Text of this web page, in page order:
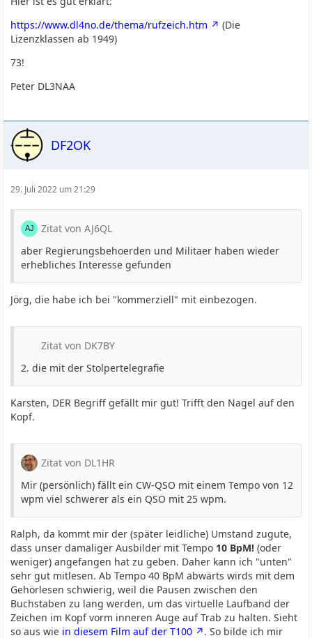
https://www.dl4no.de/thema/rufzeich.htm
(Die
Lizenzklassen ab 1949)
73!
Peter DL3NAA
DF2OK
29. Juli 2022 um 21:29
Zitat von AJ6QL
aber Regierungsbehoerden und Militaer haben wieder
erhebliches Interesse gefunden
Jörg, die habe ich bei "kommerziell" mit einbezogen.
Zitat von DK7BY
2. die mit der Stolpertelegrafie
Karsten, DER Begriff gefällt mir gut! Trifft den Nagel auf den
Kopf.
Zitat von DL1HR
Mir (persönlich) fällt ein CW-QSO mit einem Tempo von 12
wpm viel schwerer als ein QSO mit 25 wpm.
Ralph, da kommt mir der (später leidliche) Umstand zugute,
dass unser damaliger Ausbilder mit Tempo 10 BpM!(oder
weniger) angefangen hat zu geben. Daher kann ich "unten"
sehr gut mitlesen. Ab Tempo 40 BpM abwärts wirds mit dem
Gehörlesen schwierig, weil die Pausen zwischen den
Buchstaben zu lang werden, um das virtuelle Laufband der
Zeichen im Kopf vorm inneren Auge auf Trab zu halten. Sieht
so aus wie in diesem Film auf der T100 . So bilde ich mir